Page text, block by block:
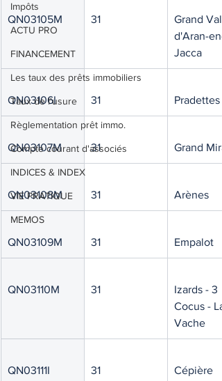
Impôts
ACTU PRO
FINANCEMENT
Les taux des prêts immobiliers
Taux de l'usure
Règlementation prêt immo.
Compte courant d'associés
INDICES & INDEX
VIE PRATIQUE
MEMOS
QN03105M 31
Grand Val
d'Aran-en-
Jacca
QN03106I 31 Pradettes
QN03107M 31 Grand
QN03108M 31 Arènes
QN03109M 31 Empalot
QN03110M 31
Izards - 3
Cocus - La
Vache
QN03111I 31
Cépière